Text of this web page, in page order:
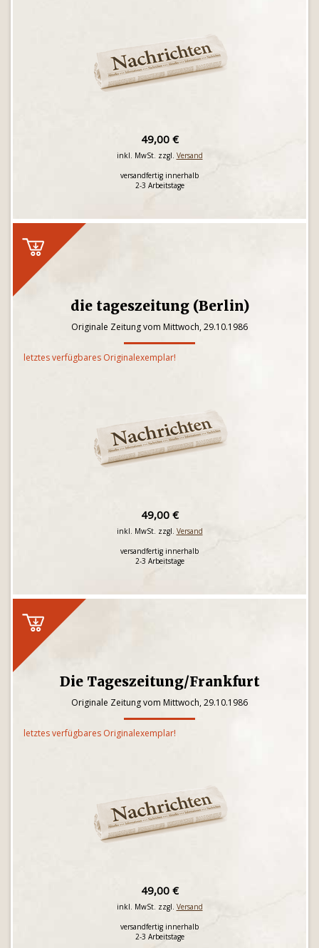
49,00 €
inkl. MwSt. zzgl. Versand
versandfertig innerhalb
2-3 Arbeitstage
die tageszeitung (Berlin)
Originale Zeitung vom Mittwoch, 29.10.1986
letztes verfügbares Originalexemplar!
49,00 €
inkl. MwSt. zzgl. Versand
versandfertig innerhalb
2-3 Arbeitstage
Die Tageszeitung/Frankfurt
Originale Zeitung vom Mittwoch, 29.10.1986
letztes verfügbares Originalexemplar!
49,00 €
inkl. MwSt. zzgl. Versand
versandfertig innerhalb
2-3 Arbeitstage